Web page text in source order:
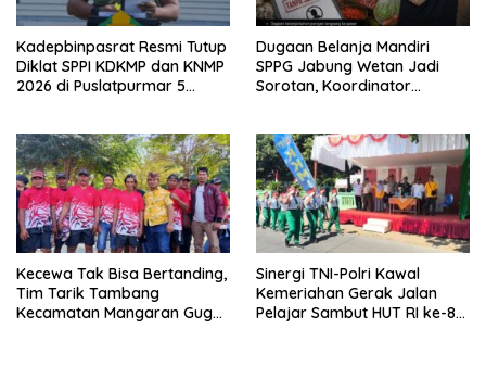
Kadepbinpasrat Resmi Tutup
Diklat SPPI KDKMP dan KNMP
2026 di Puslatpurmar 5
Dugaan Belanja Mandiri
SPPG Jabung Wetan Jadi
Sorotan, Koordinator
Kecewa Tak Bisa Bertanding,
Tim Tarik Tambang
Kecamatan Mangaran Gugur
Sinergi TNI-Polri Kawal
Kemeriahan Gerak Jalan
Pelajar Sambut HUT RI ke-81